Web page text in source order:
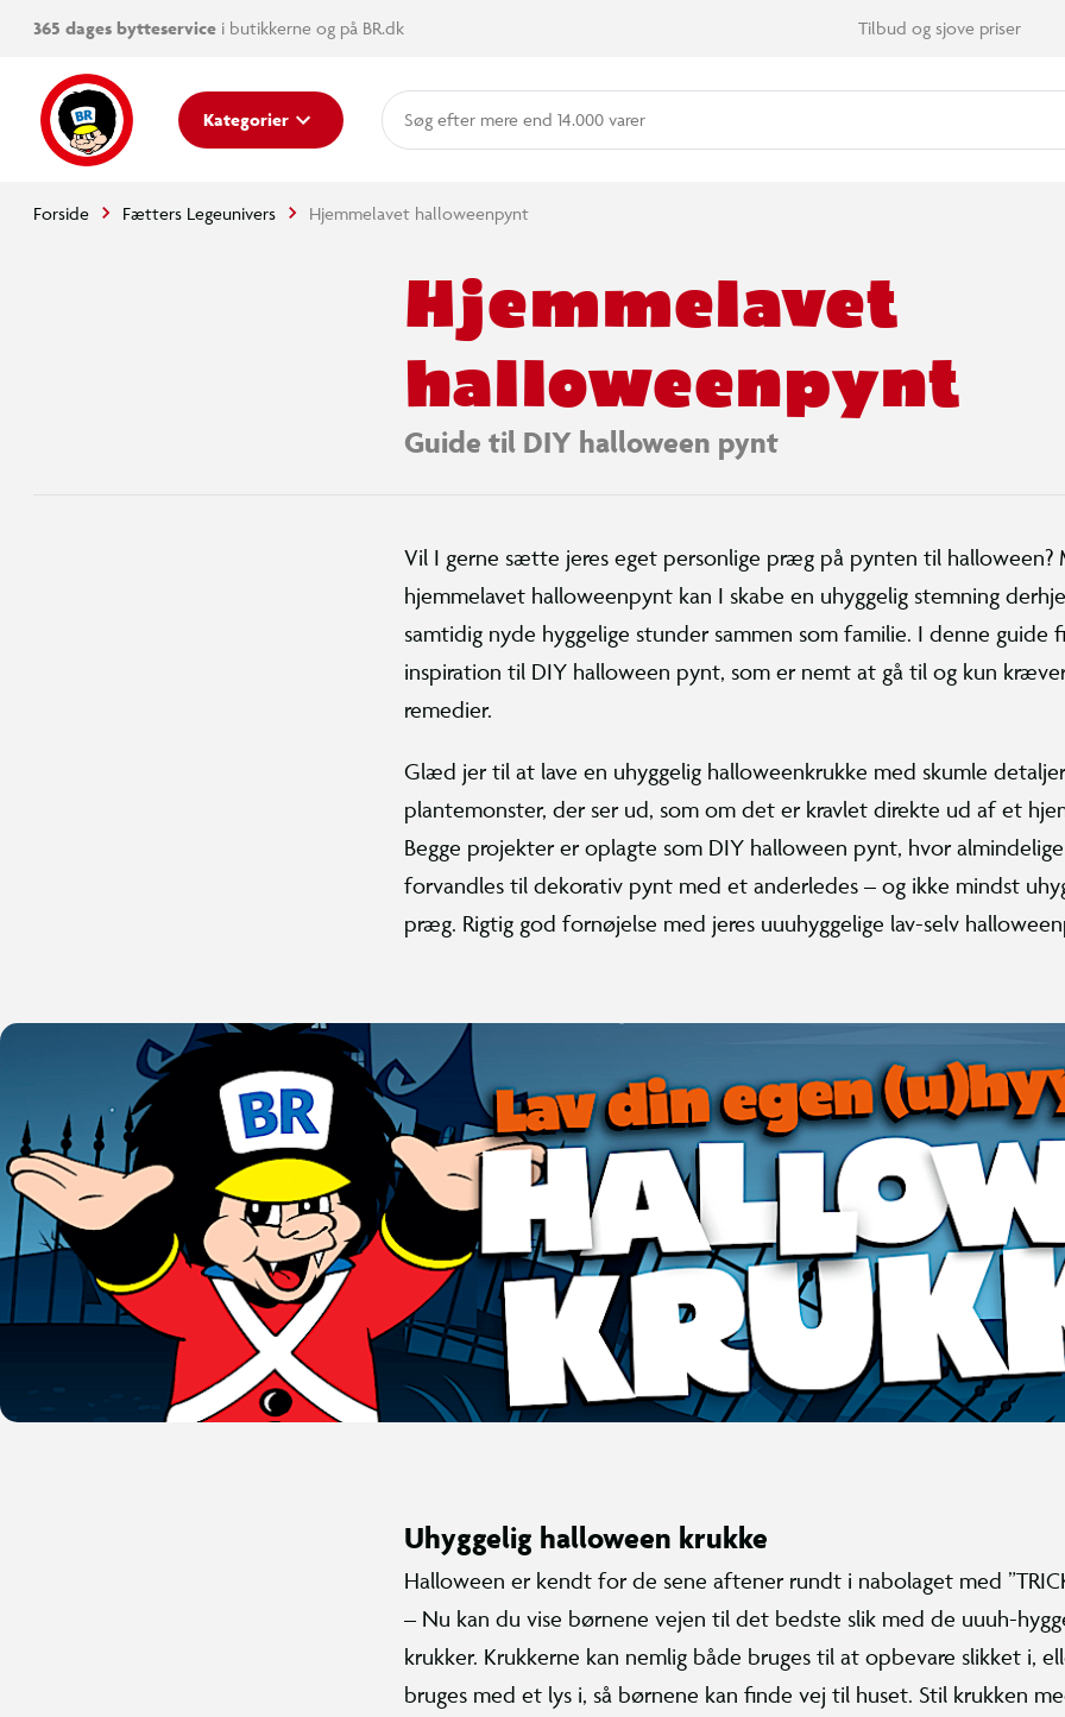
365 dages bytteservice i butikkerne og på BR.dk Tilbud og sjove priser
Kategorier mere end 14.000 varer
Forside Fætters Legeunivers Hjemmelavet halloweenpynt
Hjemmelavet
halloweenpynt
Guide til DIY halloween pynt
Vil I gerne sætte jeres eget personlige præg på pynten til halloween?
hjemmelavet halloweenpynt kan I skabe en uhyggelig stemning
samtidig nyde hyggelige stunder sammen som familie. I denne guide
inspiration til DIY halloween pynt, som er nemt at gå til og kun
remedier.
Glæd jer til at lave en uhyggelig halloweenkrukke med skumle
plantemonster, der ser ud, som om det er kravlet direkte ud af et
Begge projekter er oplagte som DIY halloween pynt, hvor
forvandles til dekorativ pynt med et anderledes – og ikke mindst
præg. Rigtig god fornøjelse med jeres uuuhyggelige lav-selv
Uhyggelig halloween krukke
Halloween er kendt for de sene aftener rundt i nabolaget med
– Nu kan du vise børnene vejen til det bedste slik med de uuuh-
krukker. Krukkerne kan nemlig både bruges til at opbevare slikket i,
bruges med et lys i, så børnene kan finde vej til huset. Stil krukken